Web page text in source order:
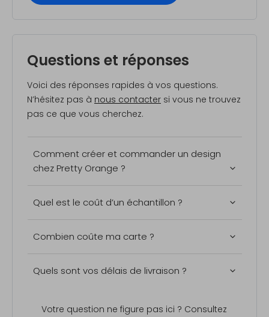
Questions et réponses
Voici des réponses rapides à vos questions.
N’hésitez pas à nous contacter si vous ne trouvez
pas ce que vous cherchez.
Comment créer et commander un design
chez Pretty Orange ?
Quel est le coût d’un échantillon ?
Combien coûte ma carte ?
Quels sont vos délais de livraison ?
Votre question ne figure pas ici ? Consultez